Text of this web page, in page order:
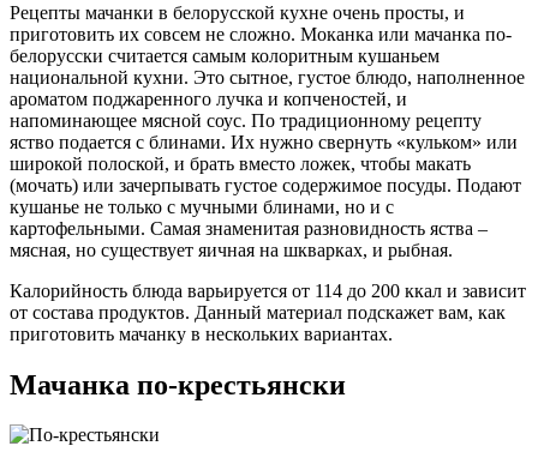
Рецепты мачанки в белорусской кухне очень просты, и
приготовить их совсем не сложно. Моканка или мачанка по-
белорусски считается самым колоритным кушаньем
национальной кухни. Это сытное, густое блюдо, наполненное
ароматом поджаренного лучка и копченостей, и
напоминающее мясной соус. По традиционному рецепту
яство подается с блинами. Их нужно свернуть «кульком» или
широкой полоской, и брать вместо ложек, чтобы макать
(мочать) или зачерпывать густое содержимое посуды. Подают
кушанье не только с мучными блинами, но и с
картофельными. Самая знаменитая разновидность яства –
мясная, но существует яичная на шкварках, и рыбная.
Калорийность блюда варьируется от 114 до 200 ккал и зависит
от состава продуктов. Данный материал подскажет вам, как
приготовить мачанку в нескольких вариантах.
Мачанка по-крестьянски